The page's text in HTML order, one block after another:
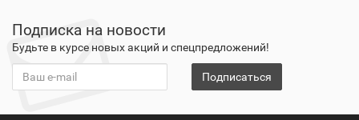
Подписка на новости
Будьте в курсе новых акций и спецпредложений!
Подписаться